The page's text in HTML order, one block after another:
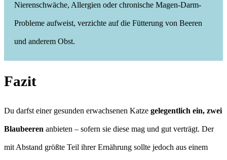
Nierenschwäche, Allergien oder chronische Magen-Darm-
Probleme aufweist, verzichte auf die Fütterung von Beeren
und anderem Obst.
Fazit
Du darfst einer gesunden erwachsenen Katze gelegentlich ein, zwei
Blaubeeren anbieten – sofern sie diese mag und gut verträgt. Der
mit Abstand größte Teil ihrer Ernährung sollte jedoch aus einem